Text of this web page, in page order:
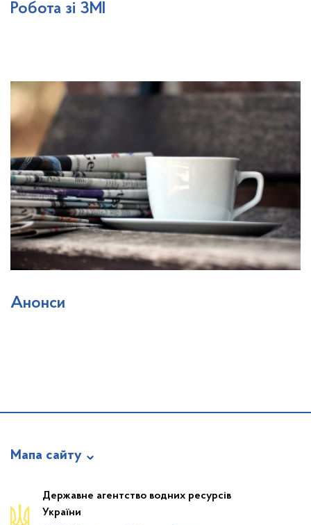
Робота зі ЗМІ
Анонси
Мапа сайту
Про відомство
Діяльність
Державне агентство водних ресурсів
України